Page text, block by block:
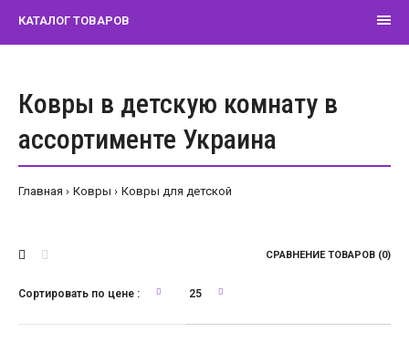
КАТАЛОГ ТОВАРОВ
Ковры в детскую комнату в
ассортименте Украина
Главная Ковры Ковры для детской
СРАВНЕНИЕ ТОВАРОВ (0)